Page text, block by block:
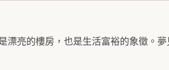
亮的樓房，也是生活富裕的象徵。